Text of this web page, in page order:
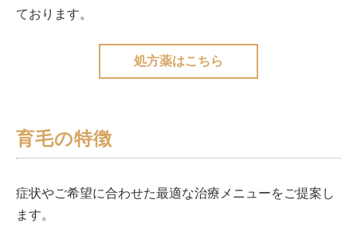
ております。
処方薬はこちら
育毛の特徴
症状やご希望に合わせた最適な治療メニューをご提案し
ます。